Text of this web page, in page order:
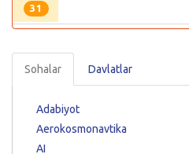
31
Sohalar Davlatlar
Adabiyot
Aerokosmonavtika
AI